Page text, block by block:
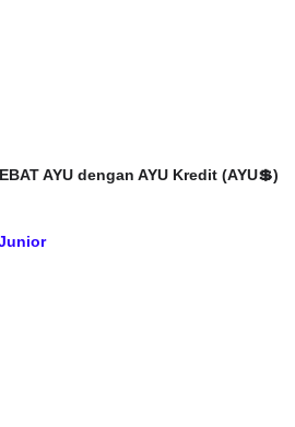
AYU dengan AYU Kredit (AYU💲)